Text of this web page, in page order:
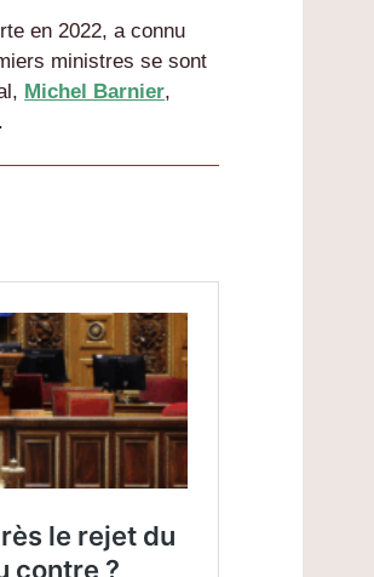
en 2022, a connu
ministres se sont
Michel Barnier,